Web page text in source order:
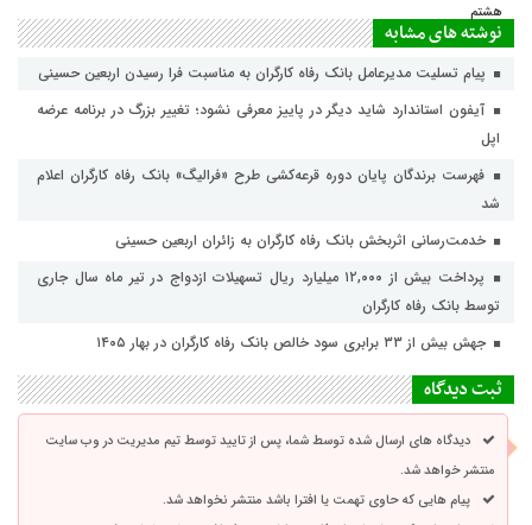
هشتم
نوشته های مشابه
پیام تسلیت مدیرعامل بانک رفاه کارگران به مناسبت فرا رسیدن اربعین حسینی
آیفون استاندارد شاید دیگر در پاییز معرفی نشود؛ تغییر بزرگ در برنامه عرضه
اپل
فهرست برندگان پایان دوره قرعه‌کشی طرح «فرالیگ» بانک رفاه کارگران اعلام
شد
خدمت‌رسانی اثربخش بانک رفاه کارگران به زائران اربعین حسینی
پرداخت بیش از ۱۲,۰۰۰ میلیارد ریال تسهیلات ازدواج در تیر ماه سال جاری
توسط بانک رفاه کارگران
جهش بیش از ۳۳ برابری سود خالص بانک رفاه کارگران در بهار ۱۴۰۵
ثبت دیدگاه
دیدگاه های ارسال شده توسط شما، پس از تایید توسط تیم مدیریت در وب سایت
منتشر خواهد شد.
پیام هایی که حاوی تهمت یا افترا باشد منتشر نخواهد شد.